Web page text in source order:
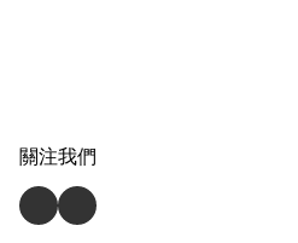
關注我們